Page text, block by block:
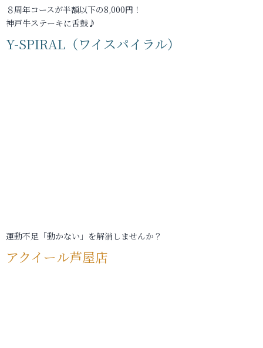
８周年コースが半額以下の8,000円！
神戸牛ステーキに舌鼓♪
Y-SPIRAL（ワイスパイラル）
運動不足「動かない」を解消しませんか？
アクイール芦屋店